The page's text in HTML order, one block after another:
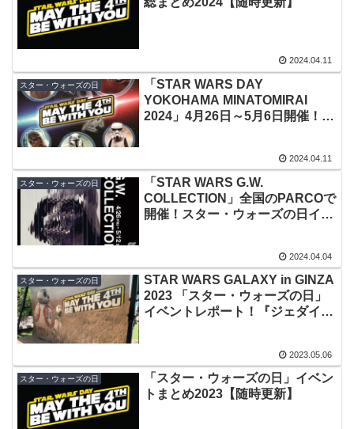
2024.04.11
スター・ウォーズの日
「STAR WARS DAY
YOKOHAMA MINATOMIRAI
2024」4月26日～5月6日開催！横
2024.04.11
スター・ウォーズの日
「STAR WARS G.W.
COLLECTION」全国のPARCOで
開催！スター・ウォーズの日イベ
2024.04.04
スター・ウォーズの日
STAR WARS GALAXY in GINZA
2023 「スター・ウォーズの日」
イベントレポート！『ジェダイの
2023.05.06
スター・ウォーズの日
「スター・ウォーズの日」イベン
トまとめ2023【随時更新】